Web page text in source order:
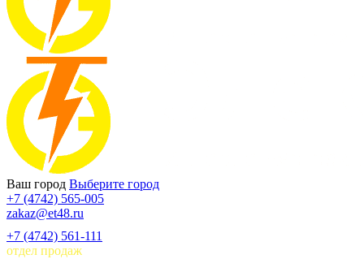
Ваш город Выберите город
+7 (4742) 565-005
zakaz@et48.ru
+7 (4742) 561-111
отдел продаж